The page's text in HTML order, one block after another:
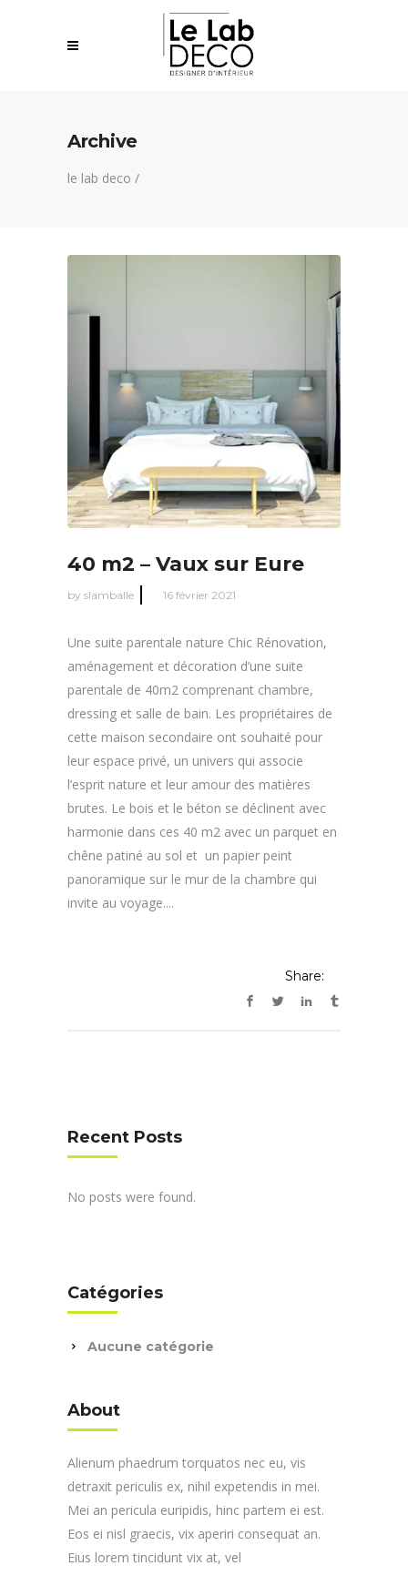
Archive
le lab deco /
40 m2 – Vaux sur Eure
by slamballe 16 février 2021
Une suite parentale nature Chic Rénovation,
aménagement et décoration d’une suite
parentale de 40m2 comprenant chambre,
dressing et salle de bain. Les propriétaires de
cette maison secondaire ont souhaité pour
leur espace privé, un univers qui associe
l’esprit nature et leur amour des matières
brutes. Le bois et le béton se déclinent avec
harmonie dans ces 40 m2 avec un parquet en
chêne patiné au sol et un papier peint
panoramique sur le mur de la chambre qui
invite au voyage....
Share:
Recent Posts
No posts were found.
Catégories
Aucune catégorie
About
Alienum phaedrum torquatos nec eu, vis
detraxit periculis ex, nihil expetendis in mei.
Mei an pericula euripidis, hinc partem ei est.
Eos ei nisl graecis, vix aperiri consequat an.
Eius lorem tincidunt vix at, vel